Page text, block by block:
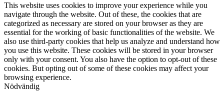
This website uses cookies to improve your experience while you
navigate through the website. Out of these, the cookies that are
categorized as necessary are stored on your browser as they are
essential for the working of basic functionalities of the website. We
also use third-party cookies that help us analyze and understand how
you use this website. These cookies will be stored in your browser
only with your consent. You also have the option to opt-out of these
cookies. But opting out of some of these cookies may affect your
browsing experience.
Nödvändig